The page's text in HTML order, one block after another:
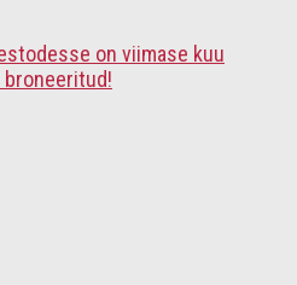
on viimase kuu
broneeritud!